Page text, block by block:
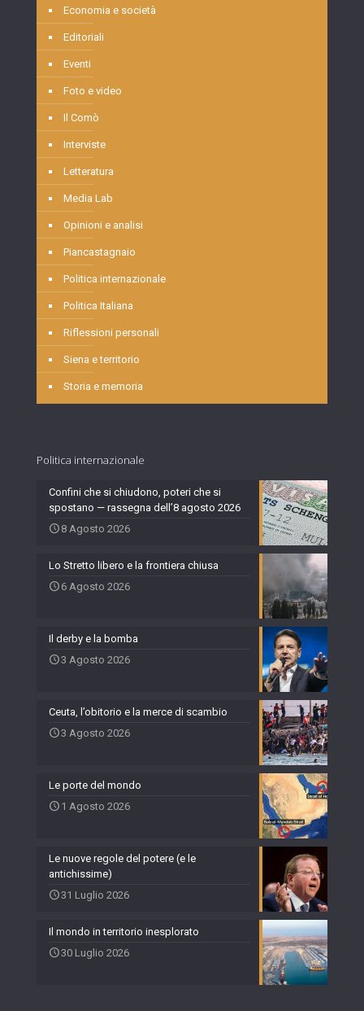
Economia e società
Editoriali
Eventi
Foto e video
Il Comò
Interviste
Letteratura
Media Lab
Opinioni e analisi
Piancastagnaio
Politica internazionale
Politica Italiana
Riflessioni personali
Siena e territorio
Storia e memoria
Politica internazionale
Confini che si chiudono, poteri che si
spostano — rassegna dell’8 agosto 2026
8 Agosto 2026
Lo Stretto libero e la frontiera chiusa
6 Agosto 2026
Il derby e la bomba
3 Agosto 2026
Ceuta, l’obitorio e la merce di scambio
3 Agosto 2026
Le porte del mondo
1 Agosto 2026
Le nuove regole del potere (e le
antichissime)
31 Luglio 2026
Il mondo in territorio inesplorato
30 Luglio 2026